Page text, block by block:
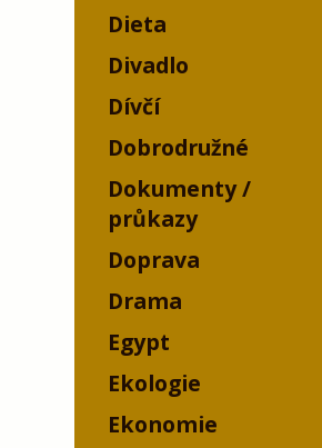
Dieta
Divadlo
Dívčí
Dobrodružné
Dokumenty /
průkazy
Doprava
Drama
Egypt
Ekologie
Ekonomie